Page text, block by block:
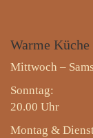
Warme
Mittwoch –
Sonntag:
20.00 Uhr
Montag &